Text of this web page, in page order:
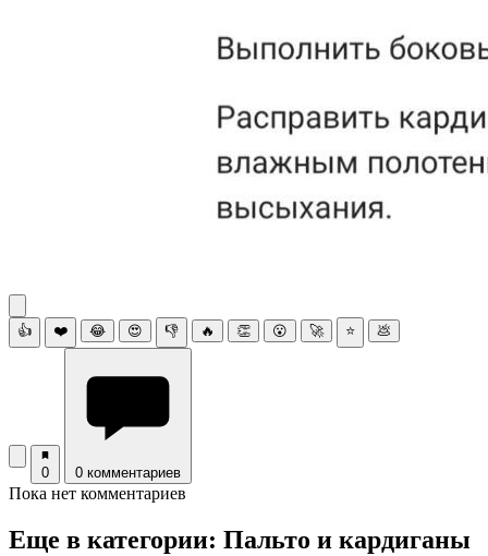
👍 ❤️ 😂 😍 👎 🔥 👏 😮 🚀 ⭐ 💩
0 0 комментариев
Пока нет комментариев
Еще в категории: Пальто и кардиганы